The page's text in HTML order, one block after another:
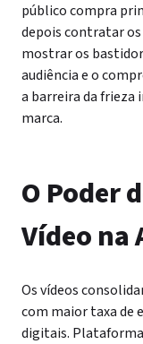
público compra
depois contratar
mostrar os
audiência e o
a barreira da
marca.
O Poder
Vídeo na
Os vídeos
com maior taxa de
digitais.